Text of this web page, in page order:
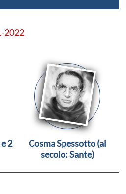
2022
2
Cosma Spessotto (al
secolo: Sante)